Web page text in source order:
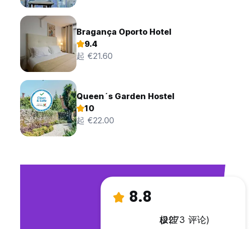
Bragança Oporto Hotel
9.4
起 €21.60
Queen´s Garden Hostel
10
起 €22.00
8.8
极佳
(2273 评论)